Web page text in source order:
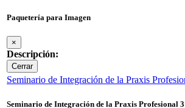
Paquetería para Imagen
×
Descripción:
Cerrar
Seminario de Integración de la Praxis
Seminario de Integración de la Praxis Profesional 3